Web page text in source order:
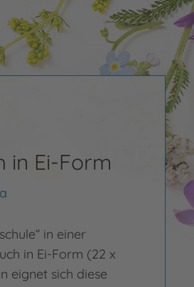
in Ei-Form
in einer
in Ei-Form (22 x
eignet sich diese